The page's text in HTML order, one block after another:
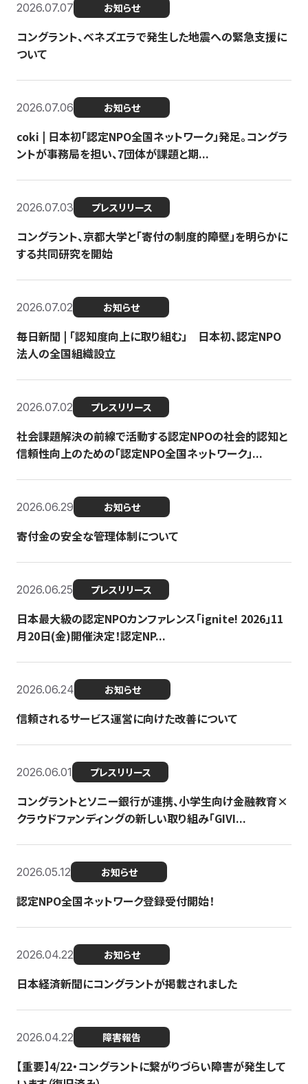
2026.07.07 お知らせ
コングラント、ベネズエラで発生した地震への緊急支援に
ついて
2026.07.06 お知らせ
coki | 日本初「認定NPO全国ネットワーク」発足。コングラ
ントが事務局を担い、7団体が課題と期...
2026.07.03 プレスリリース
コングラント、京都大学と「寄付の制度的障壁」を明らかに
する共同研究を開始
2026.07.02 お知らせ
毎日新聞 | 「認知度向上に取り組む」 日本初、認定NPO
法人の全国組織設立
2026.07.02 プレスリリース
社会課題解決の前線で活動する認定NPOの社会的認知と
信頼性向上のための「認定NPO全国ネットワーク」...
2026.06.29 お知らせ
寄付金の安全な管理体制について
2026.06.25 プレスリリース
日本最大級の認定NPOカンファレンス「ignite! 2026」11
月20日(金)開催決定！認定NP...
2026.06.24 お知らせ
信頼されるサービス運営に向けた改善について
2026.06.01 プレスリリース
コングラントとソニー銀行が連携、小学生向け金融教育×
クラウドファンディングの新しい取り組み「GIVI...
2026.05.12 お知らせ
認定NPO全国ネットワーク登録受付開始！
2026.04.22 お知らせ
日本経済新聞にコングラントが掲載されました
2026.04.22 障害報告
【重要】4/22・コングラントに繋がりづらい障害が発生して